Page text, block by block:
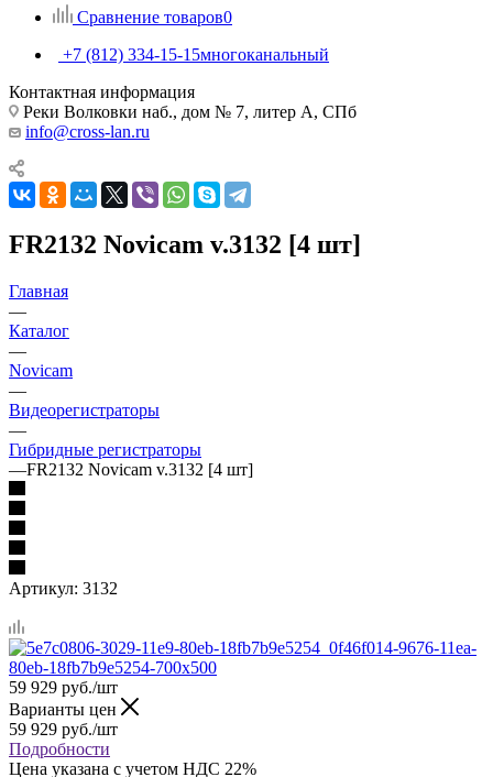
Сравнение товаров0
+7 (812) 334-15-15многоканальный
Контактная информация
Реки Волковки наб., дом № 7, литер А, СПб
info@cross-lan.ru
FR2132 Novicam v.3132 [4 шт]
Главная
—
Каталог
—
Novicam
—
Видеорегистраторы
—
Гибридные регистраторы
—FR2132 Novicam v.3132 [4 шт]
Артикул: 3132
59 929 руб./шт
Варианты цен
59 929 руб./шт
Подробности
Цена указана с учетом НДС 22%